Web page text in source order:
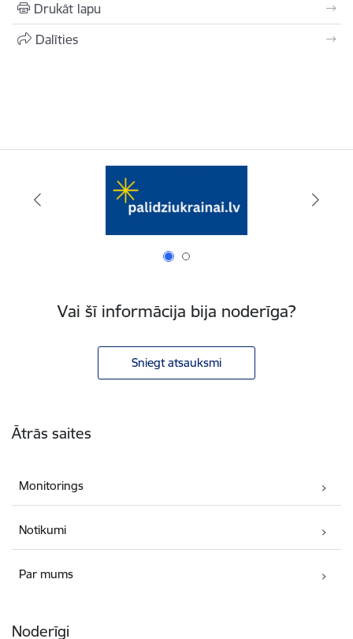
Drukāt lapu
Dalīties
Vai šī informācija bija noderīga?
Sniegt atsauksmi
Ātrās saites
Monitorings
Notikumi
Par mums
Noderīgi